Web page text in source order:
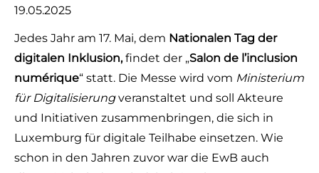
19.05.2025
Jedes Jahr am 17. Mai, dem Nationalen Tag der
digitalen Inklusion,findet der „Salon de l’inclusion
numérique“ statt. Die Messe wird vom Ministerium
für Digitalisierungveranstaltet und soll Akteure
und Initiativen zusammenbringen, die sich in
Luxemburg für digitale Teilhabe einsetzen. Wie
schon in den Jahren zuvor war die EwB auch